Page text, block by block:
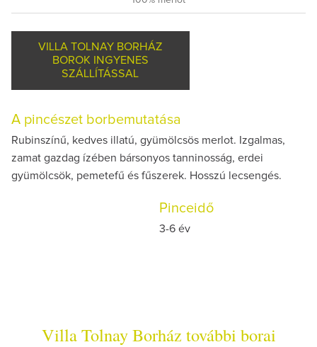
VILLA TOLNAY BORHÁZ
BOROK INGYENES
SZÁLLÍTÁSSAL
A pincészet borbemutatása
Rubinszínű, kedves illatú, gyümölcsös merlot. Izgalmas,
zamat gazdag ízében bársonyos tanninosság, erdei
gyümölcsök, pemetefű és fűszerek. Hosszú lecsengés.
Pinceidő
3-6 év
Villa Tolnay Borház további borai